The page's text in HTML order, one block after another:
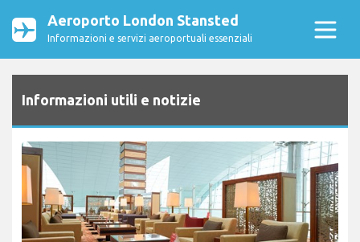
Aeroporto London Stansted
Informazioni e servizi aeroportuali essenziali
Informazioni utili e notizie